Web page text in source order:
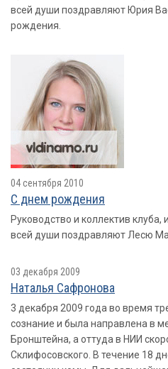
всей души поздравляют Юрия
рождения.
04 сентября 2010
С днем рождения
Руководство и коллектив
всей души поздравляют Лесю
03 декабря 2009
Наталья Сафронова
3 декабря 2009 года во время
сознание и была направлена в
Бронштейна, а оттуда в НИИ
Склифосовского. В течение 18